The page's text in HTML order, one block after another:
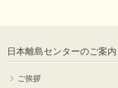
日本離島センターのご案内
ご挨拶